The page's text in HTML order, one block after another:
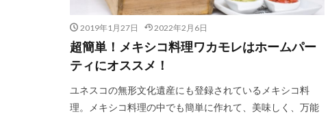
2019年1月27日 2022年2月6日
超簡単！メキシコ料理ワカモレはホームパー
ティにオススメ！
ユネスコの無形文化遺産にも登録されているメキシコ料
理。メキシコ料理の中でも簡単に作れて、美味しく、万能